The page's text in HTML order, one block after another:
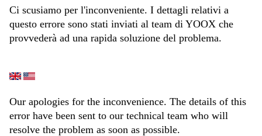
Ci scusiamo per l'inconveniente. I dettagli relativi a
questo errore sono stati inviati al team di YOOX che
provvederà ad una rapida soluzione del problema.
Our apologies for the inconvenience. The details of this
error have been sent to our technical team who will
resolve the problem as soon as possible.